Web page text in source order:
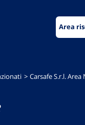
Area
Carsafe S.r.l. Area